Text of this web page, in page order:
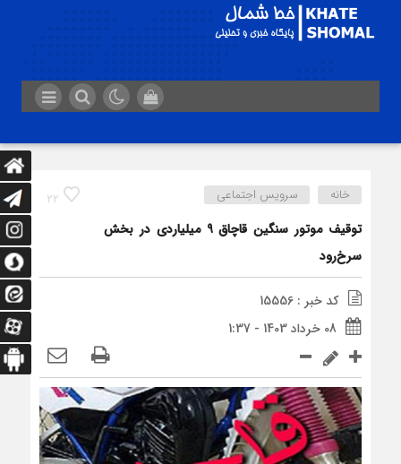
22 خانه سرویس اجتماعی
توقيف موتور سنگين قاچاق 9 ميلياردی در بخش
سرخ‌رود
کد خبر : 15556
08 خرداد 1403 - 1:37